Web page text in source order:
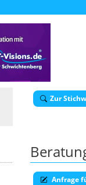
Zur
Anfrage